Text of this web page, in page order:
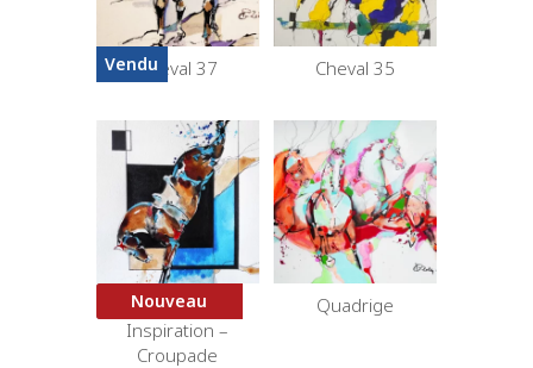
VenduCheval 37 Cheval 35
Nouveau
Black Frame
Inspiration –
Croupade
Quadrige